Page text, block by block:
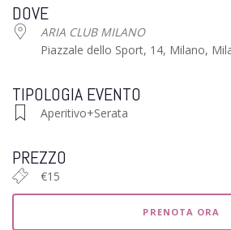
DOVE
ARIA CLUB MILANO
Piazzale dello Sport, 14, Milano,
TIPOLOGIA EVENTO
Aperitivo+Serata
PREZZO
€15
PRENOTA ORA